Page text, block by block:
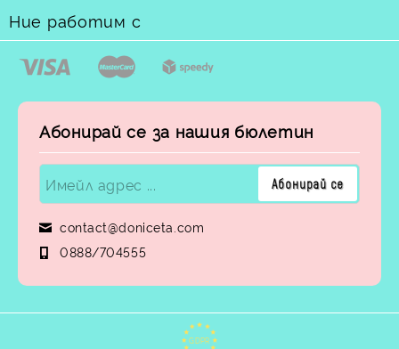
Ние работим с
Абонирай се за нашия бюлетин
contact@doniceta.com
0888/704555
GDPR